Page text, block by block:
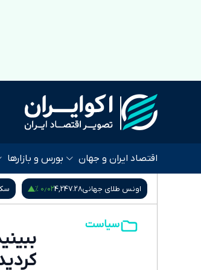
اقتصاد ایران و جهان بورس و بازارها
اونس طلای جهانی4,247.28۰٫۰۲ %
سیاست